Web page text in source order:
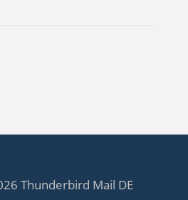
Thunderbird Mail DE